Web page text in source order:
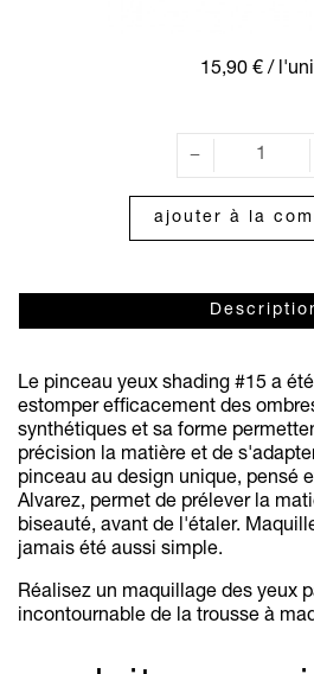
15,90 €/
ajouter à la
Le pinceau yeux shading #15 a
estomper efficacement des
synthétiques et sa forme
précision la matière et de
pinceau au design unique, pensé
Alvarez, permet de prélever la
biseauté, avant de l'étaler.
jamais été aussi simple.
Réalisez un maquillage des yeux
incontournable de la trousse à